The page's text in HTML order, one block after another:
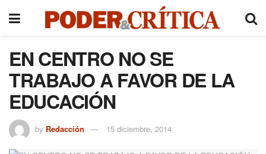
EN CENTRO NO SE
TRABAJO A FAVOR DE LA
EDUCACIÓN
by Redacción 15 diciembre, 2014